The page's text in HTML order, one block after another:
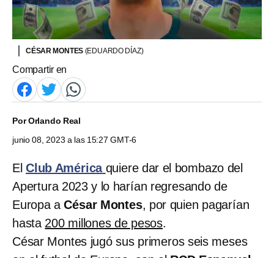
CÉSAR MONTES (EDUARDO DÍAZ)
Compartir en
PorOrlando Real
junio 08, 2023 a las 15:27 GMT-6
El Club América quiere dar el bombazo del
Apertura 2023 y lo harían regresando de
Europa aCésar Montes, por quien pagarían
hasta 200 millones de pesos.
César Montes jugó sus primeros seis meses